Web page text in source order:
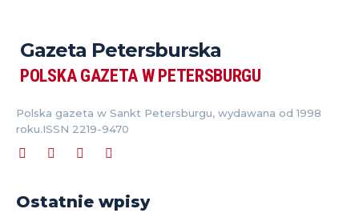
Gazeta Petersburska
POLSKA GAZETA W PETERSBURGU
Polska gazeta w Sankt Petersburgu, wydawana od 1998
roku.ISSN 2219-9470
Ostatnie wpisy